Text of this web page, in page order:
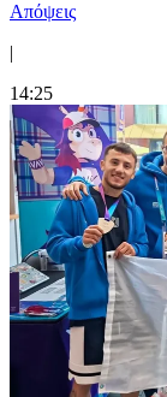
Απόψεις
|
14:25